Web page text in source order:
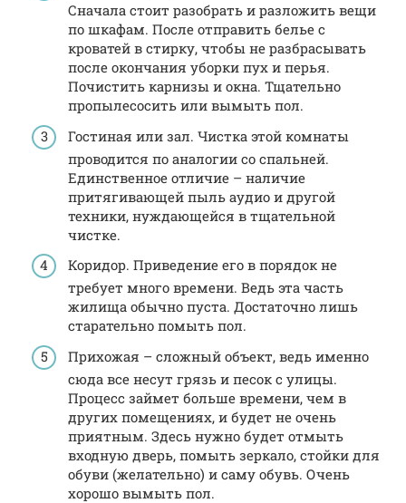
Сначала стоит разобрать и разложить вещи
по шкафам. После отправить белье с
кроватей в стирку, чтобы не разбрасывать
после окончания уборки пух и перья.
Почистить карнизы и окна. Тщательно
пропылесосить или вымыть пол.
Гостиная или зал. Чистка этой комнаты
проводится по аналогии со спальней.
Единственное отличие – наличие
притягивающей пыль аудио и другой
техники, нуждающейся в тщательной
чистке.
Коридор. Приведение его в порядок не
требует много времени. Ведь эта часть
жилища обычно пуста. Достаточно лишь
старательно помыть пол.
Прихожая – сложный объект, ведь именно
сюда все несут грязь и песок с улицы.
Процесс займет больше времени, чем в
других помещениях, и будет не очень
приятным. Здесь нужно будет отмыть
входную дверь, помыть зеркало, стойки для
обуви (желательно) и саму обувь. Очень
хорошо вымыть пол.